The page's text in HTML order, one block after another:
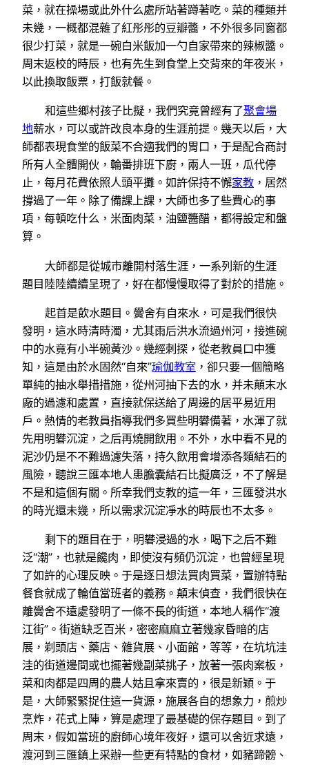
菜，就在操場或此外什么處所站著蹲著吃。菜的種類并
未幾，一概都混雜了紅彤彤的豆瓣醬，不外很多同窗都
很少打菜，就是一碗白米飯加一勺自家帶來的辣椒醬。
周末返校的時辰，也有先生到食堂上交背來的年夜米，
以此換取飯票，打飯就餐。
和這些鄉村孩子比擬，我們究竟曾經有了聚會場
地薪水，可以或許改良本身的生涯前提。幾天以后，大
師都表現食堂的飯菜不合適我們的胃口，于是配合商討
所有人全體開伙，輪番排班下廚，兩人一班，瓜代停
止，每月花費依照人頭平攤。如許保持不懈家教 ，居然
撐過了一年。除了備課上課，大師也多了些費心的事
項，每頓吃什么，米面肉菜，油鹽醬醋，都得設定和盤
算。
大師都是從城市離開村落生涯，一系列新的生涯
題目陸陸續續呈現了，好在都慢慢取得了對於的措施。
起首是飲水題目。黌舍有自來水，可是我們很快
發明，這水時清時濁，尤其雨后洪水流過州河，接進碗
中的水竟有小半碗黃沙。幾經刺探，從老教員口中獲
知，這是由於水固然“自來”瑜伽教室 ，卻只要一個簡略
單純的抽水舉措措施，從州河抽下去的水，并未顛末水
廠的過濾和處置，直接就保送給了周邊的居平易近用
戶。熱情的老教員指導我們多買些明礬備著，水渾了就
先用明礬沉淀，之后再燒開飲用。不外，水中看不見的
泥沙仍是不不難過濾失落，持久飲用會增添各類結石的
風險，聽說三匯本地人患膽囊結石比擬廣泛，不了解是
不是和這個有關。所幸我們支教的這一年，三匯發洪水
的時光還未幾，所以需求沉淀凈水的時辰也不太多。
剩下的題目在于，明礬浸過的水，喝下之后不難
泛“潮”，也就是饞肉，即使沒有頻仍沉淀，也曾經呈現
了如許的心理反映。于是逐日想法買肉買菜，置辦特點
餐食就成了輪值當班者的義務。顛末偵查，我們很快在
離黌舍不遠處發明了一條不長的街道，本地人稱作“渡
江街”。街道缺乏百米，密密麻麻立著幾家昏暗的店
展，剃頭店、藥店、雜貨展、小面館，等等，在坑坑洼
洼的街道邊間或也擺著幾副菜挑子，放著一張肉案板，
菜和肉都是四周的農人姑且拿來賣的，很是新穎。于
是，大師緊緊捉住這一貨源，施展各自的想象力，煎炒
烹炸，花式上陣，算是處理了最基礎的保存題目。到了
周末，假如當班的廚師心境年夜好，還可以舍近求遠，
渡河到三匯鎮上采辦一些更有特點的食材，如豬蹄髈、